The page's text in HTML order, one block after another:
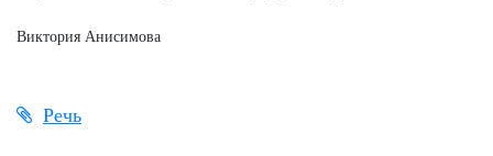
Виктория Анисимова
Речь